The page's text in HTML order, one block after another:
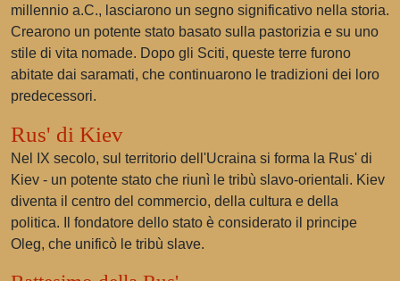
millennio a.C., lasciarono un segno significativo nella storia.
Crearono un potente stato basato sulla pastorizia e su uno
stile di vita nomade. Dopo gli Sciti, queste terre furono
abitate dai saramati, che continuarono le tradizioni dei loro
predecessori.
Rus' di Kiev
Nel IX secolo, sul territorio dell'Ucraina si forma la Rus' di
Kiev - un potente stato che riunì le tribù slavo-orientali. Kiev
diventa il centro del commercio, della cultura e della
politica. Il fondatore dello stato è considerato il principe
Oleg, che unificò le tribù slave.